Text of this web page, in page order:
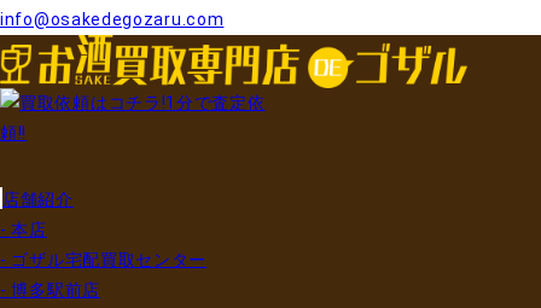
info@osakedegozaru.com
店舗紹介
- 本店
- ゴザル宅配買取センター
- 博多駅前店